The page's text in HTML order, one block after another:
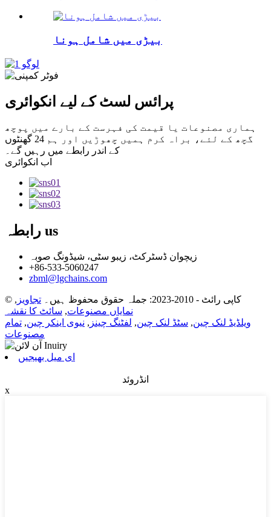
بیڑی میں شامل ہونا
پرائس لسٹ کے لیے انکوائری
ہماری مصنوعات یا قیمت کی فہرست کے بارے میں پوچھ
گچھ کے لئے، براہ کرم ہمیں چھوڑیں اور ہم 24 گھنٹوں
کے اندر رابطے میں رہیں گے۔
اب انکوائری
رابطہ us
زیچوان ڈسٹرکٹ، زیبو سٹی، شیڈونگ صوبہ
+86-533-5060247
zbml@lgchains.com
© کاپی رائٹ - 2010-2023: جملہ حقوق محفوظ ہیں۔ تجاویز ,
نمایاں مصنوعات, سائٹ کا نقشہ
ویلڈیڈ لنک چین, سٹڈ لنک چین, لفٹنگ چینز , نیوی اینکر چین, تمام
مصنوعات
ای میل بھیجیں
انڈروئد
x